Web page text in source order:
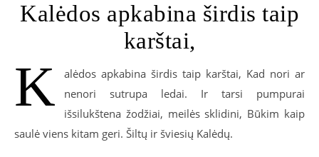
Kalėdos apkabina širdis taip
karštai,
K
alėdos apkabina širdis taip karštai, Kad nori ar
nenori sutrupa ledai. Ir tarsi pumpurai
išsilukštena žodžiai, meilės sklidini, Būkim kaip
saulė viens kitam geri. Šiltų ir šviesių Kalėdų.